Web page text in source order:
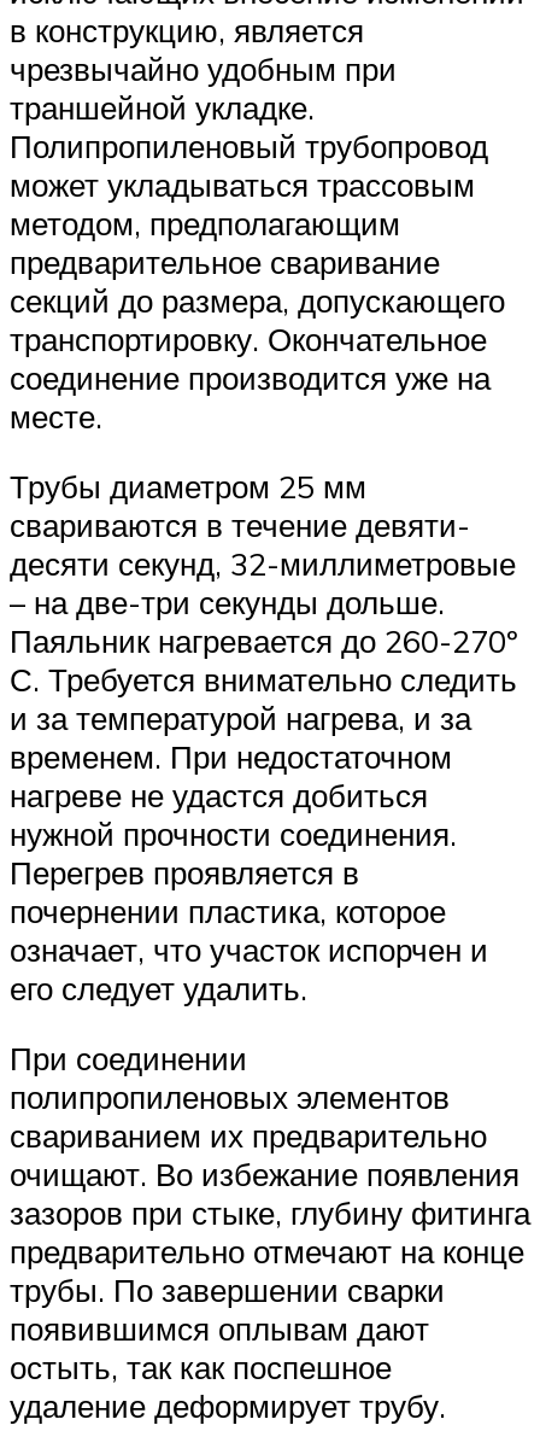
в конструкцию, является
чрезвычайно удобным при
траншейной укладке.
Полипропиленовый трубопровод
может укладываться трассовым
методом, предполагающим
предварительное сваривание
секций до размера, допускающего
транспортировку. Окончательное
соединение производится уже на
месте.
Трубы диаметром 25 мм
свариваются в течение девяти-
десяти секунд, 32-миллиметровые
– на две-три секунды дольше.
Паяльник нагревается до 260-270º
С. Требуется внимательно следить
и за температурой нагрева, и за
временем. При недостаточном
нагреве не удастся добиться
нужной прочности соединения.
Перегрев проявляется в
почернении пластика, которое
означает, что участок испорчен и
его следует удалить.
При соединении
полипропиленовых элементов
свариванием их предварительно
очищают. Во избежание появления
зазоров при стыке, глубину фитинга
предварительно отмечают на конце
трубы. По завершении сварки
появившимся оплывам дают
остыть, так как поспешное
удаление деформирует трубу.